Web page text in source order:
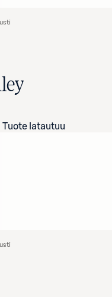
Tuote latautuu